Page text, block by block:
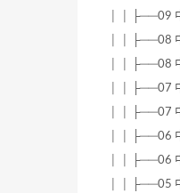
│ │ ├──09
│ │ ├──08
│ │ ├──08
│ │ ├──07
│ │ ├──07
│ │ ├──06
│ │ ├──06
│ │ ├──05